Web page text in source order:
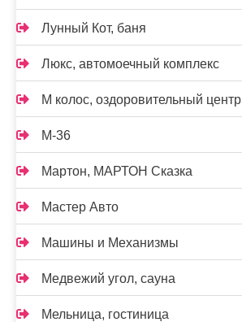
Лунный Кот, баня
Люкс, автомоечный комплекс
М колос, оздоровительный центр
М-36
Мартон, МАРТОН Сказка
Мастер Авто
Машины и Механизмы
Медвежий угол, сауна
Мельница, гостиница